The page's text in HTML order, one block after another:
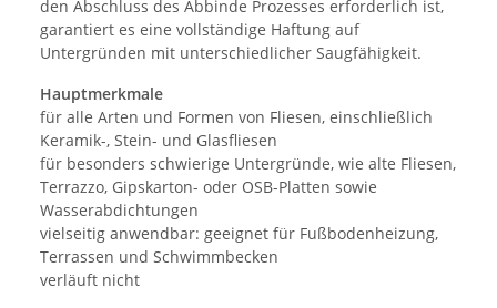
den Abschluss des Abbinde Prozesses erforderlich ist,
garantiert es eine vollständige Haftung auf
Untergründen mit unterschiedlicher Saugfähigkeit.
Hauptmerkmale
für alle Arten und Formen von Fliesen, einschließlich
Keramik-, Stein- und Glasfliesen
für besonders schwierige Untergründe, wie alte Fliesen,
Terrazzo, Gipskarton- oder OSB-Platten sowie
Wasserabdichtungen
vielseitig anwendbar: geeignet für Fußbodenheizung,
Terrassen und Schwimmbecken
verläuft nicht